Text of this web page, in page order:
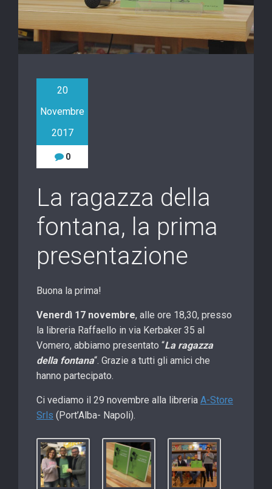
20
Novembre
2017
0
La ragazza della
fontana, la prima
presentazione
Buona la prima!
Venerdì 17 novembre, alle ore 18,30, presso
la libreria Raffaello in via Kerbaker 35 al
Vomero, abbiamo presentato “La ragazza
della fontana“. Grazie a tutti gli amici che
hanno partecipato.
Ci vediamo il 29 novembre alla libreria A-Store
Srls (Port’Alba- Napoli).